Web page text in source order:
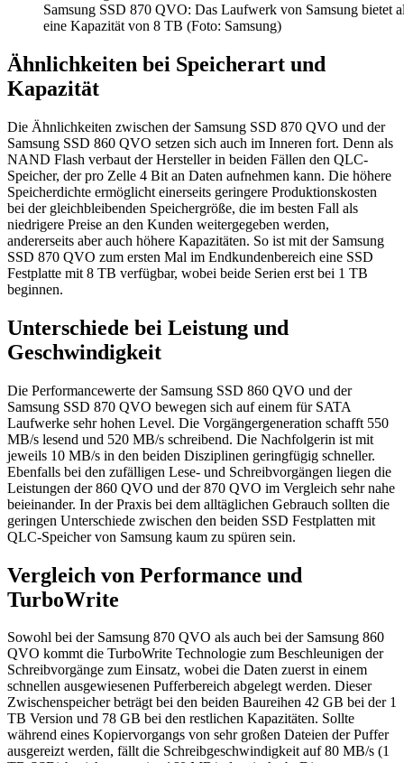
Samsung SSD 870 QVO: Das Laufwerk von Samsung bietet
eine Kapazität von 8 TB (Foto: Samsung)
Ähnlichkeiten bei Speicherart und
Kapazität
Die Ähnlichkeiten zwischen der Samsung SSD 870 QVO und der
Samsung SSD 860 QVO setzen sich auch im Inneren fort. Denn als
NAND Flash verbaut der Hersteller in beiden Fällen den QLC-
Speicher, der pro Zelle 4 Bit an Daten aufnehmen kann. Die höhere
Speicherdichte ermöglicht einerseits geringere Produktionskosten
bei der gleichbleibenden Speichergröße, die im besten Fall als
niedrigere Preise an den Kunden weitergegeben werden,
andererseits aber auch höhere Kapazitäten. So ist mit der Samsung
SSD 870 QVO zum ersten Mal im Endkundenbereich eine SSD
Festplatte mit 8 TB verfügbar, wobei beide Serien erst bei 1 TB
beginnen.
Unterschiede bei Leistung und
Geschwindigkeit
Die Performancewerte der Samsung SSD 860 QVO und der
Samsung SSD 870 QVO bewegen sich auf einem für SATA
Laufwerke sehr hohen Level. Die Vorgängergeneration schafft 550
MB/s lesend und 520 MB/s schreibend. Die Nachfolgerin ist mit
jeweils 10 MB/s in den beiden Disziplinen geringfügig schneller.
Ebenfalls bei den zufälligen Lese- und Schreibvorgängen liegen die
Leistungen der 860 QVO und der 870 QVO im Vergleich sehr nahe
beieinander. In der Praxis bei dem alltäglichen Gebrauch sollten die
geringen Unterschiede zwischen den beiden SSD Festplatten mit
QLC-Speicher von Samsung kaum zu spüren sein.
Vergleich von Performance und
TurboWrite
Sowohl bei der Samsung 870 QVO als auch bei der Samsung 860
QVO kommt die TurboWrite Technologie zum Beschleunigen der
Schreibvorgänge zum Einsatz, wobei die Daten zuerst in einem
schnellen ausgewiesenen Pufferbereich abgelegt werden. Dieser
Zwischenspeicher beträgt bei den beiden Baureihen 42 GB bei der 1
TB Version und 78 GB bei den restlichen Kapazitäten. Sollte
während eines Kopiervorgangs von sehr großen Dateien der Puffer
ausgereizt werden, fällt die Schreibgeschwindigkeit auf 80 MB/s (1